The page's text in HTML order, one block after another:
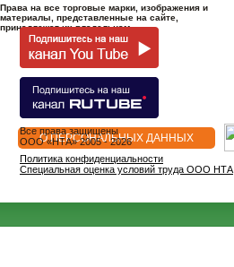
Права на все торговые марки, изображения и
материалы, представленные на сайте,
принадлежат их владельцам.
О ПЕРСОНАЛЬНЫХ ДАННЫХ
Все права защищены
OOO «НТА» 2005 - 2026
Политика конфиденциальности
Специальная оценка условий труда ООО НТА